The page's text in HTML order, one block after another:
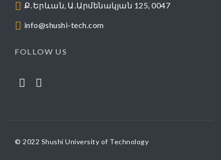
Ք․Երևան, Ա․Արմենակյան 125, 0047
info@shushi-tech.com
FOLLOW US
© 2022 Shushi University of Technology